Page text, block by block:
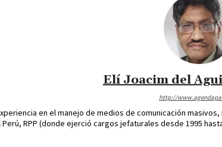
Elí Joacim del
http://
en el manejo de medios de comunicación
RPP (donde ejerció cargos jefaturales desde 1995